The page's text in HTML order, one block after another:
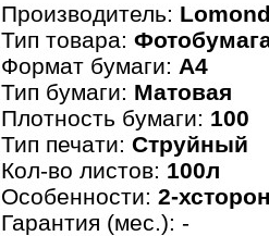
Производитель:
Тип товара:
Формат бумаги: A4
Тип бумаги: Матовая
Плотность бумаги: 100
Тип печати: Струйный
Кол-во листов: 100л
Особенности: 2-
Гарантия (мес.): -